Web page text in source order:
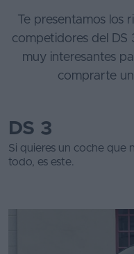
Suscripción
0
Segunda
mano
Te presentamos los
competidores del
muy interesantes
comprarte
DS 3
Si quieres un coche que
todo, es este.